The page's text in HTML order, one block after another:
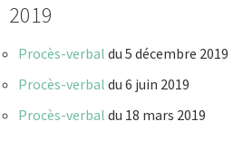
2019
Procès-verbal du 5 décembre 2019
Procès-verbal du 6 juin 2019
Procès-verbal du 18 mars 2019